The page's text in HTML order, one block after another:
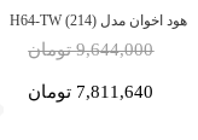
هود اخوان مدل H64-TW (214)
9,644,000 تومان
7,811,640 تومان